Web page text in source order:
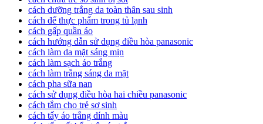
cách dưỡng trắng da toàn thân sau sinh
cách để thực phẩm trong tủ lạnh
cách gấp quần áo
cách hướng dẫn sử dụng điều hòa panasonic
cách làm da mặt sáng mịn
cách làm sạch áo trắng
cách làm trắng sáng da mặt
cách pha sữa nan
cách sử dụng điều hòa hai chiều panasonic
cách tắm cho trẻ sơ sinh
cách tẩy áo trắng dính màu